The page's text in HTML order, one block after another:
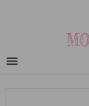
